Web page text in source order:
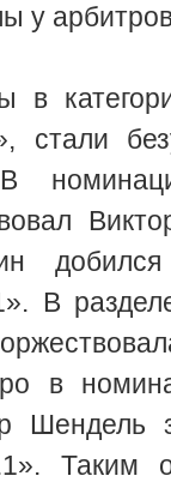
у
в
стали
В
в
Шендель
Таким